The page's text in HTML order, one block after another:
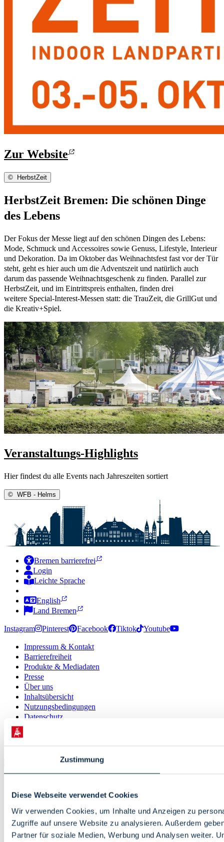
Zustimmung
Diese Webseite verwendet Cookies
Wir verwenden Cookies, um Inhalte und Anzeigen zu
Zugriffe auf unsere Website zu analysieren. Außerdem
Partner für soziale Medien, Werbung und Analysen weiter.
Zur Website
© HerbstZeit
HerbstZeit Bremen: Die schönen Dinge
des Lebens
Der Fokus der Messe liegt auf den schönen Dingen des Lebens:
Mode, Schmuck und Accessoires sowie Genuss, Lifestyle, Interieur
und Dekoration. Da im Oktober das Weihnachtsfest fast vor der Tür
steht, geht es hier auch um die Adventszeit und natürlich auch
darum das passende Weihnachtsgeschenk zu finden. Parallel zur
HerbstZeit, und im Eintrittspreis enthalten, finden drei
weitere Special-Interest-Messen statt: die TrauZeit, die GrillGut und
die Kreativ+Spiel.
Veranstaltungs-Highlights
Hier findest du alle Events nach Jahreszeiten sortiert
© WFB - Helms
Bremen barrierefrei
Login
Leichte Sprache
English
Land Bremen
Instagram Pinterest Facebook Tiktok Youtube
Impressum & Kontakt
Barrierefreiheit
Produkte & Mediadaten
Presse
Über uns
Inhaltsübersicht
Nutzungsbedingungen
Datenschutz
© 2026 · Bremen Online - eine Abteilung der WFB